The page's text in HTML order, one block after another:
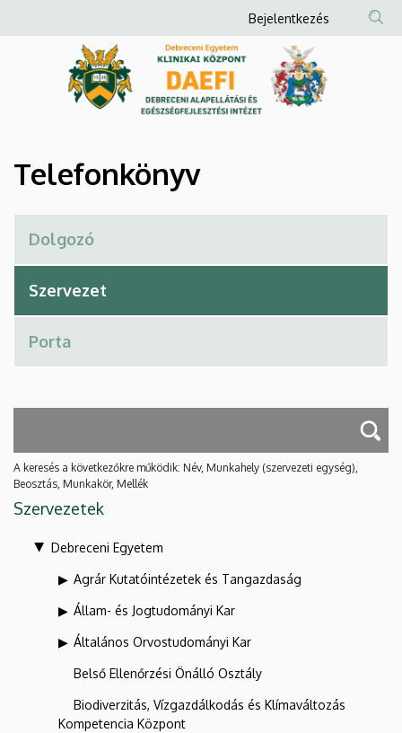
Debreceni
és
Egészségfejlesztési
Intézet
a
Anonim
Felhasználói
fiók
menüje
Bejelentkezés
Telefonkönyv
A keresés a következőkre működik: Név, Munkahely (szervezeti egység),
Beosztás, Munkakör, Mellék
Szervezetek
Debreceni Egyetem
Agrár Kutatóintézetek és Tangazdaság
Állam- és Jogtudományi Kar
Általános Orvostudományi Kar
Belső Ellenőrzési Önálló Osztály
Biodiverzitás, Vízgazdálkodás és Klímaváltozás
Kompetencia Központ